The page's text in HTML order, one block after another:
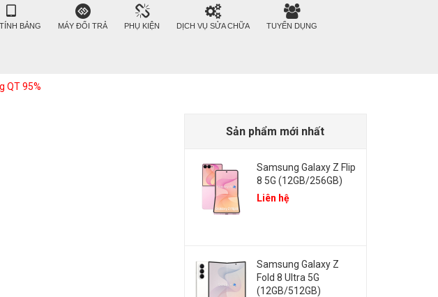
BẢNG MÁY ĐỔI TRẢ PHỤ KIỆN DỊCH VỤ SỬA CHỮA TUYỂN DỤNG
QT 95%
Sản phẩm mới nhất
Samsung Galaxy Z Flip
8 5G (12GB/256GB)
Liên hệ
Samsung Galaxy Z
Fold 8 Ultra 5G
(12GB/512GB)